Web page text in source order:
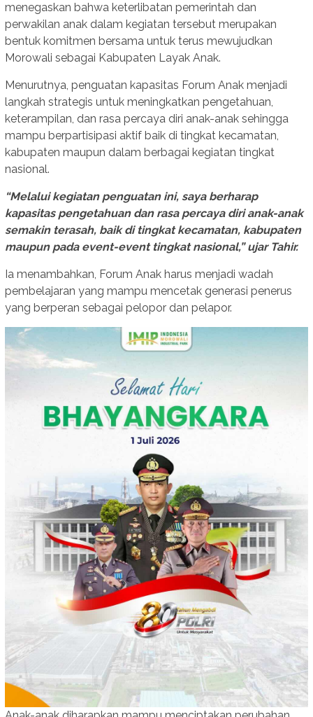
menegaskan bahwa keterlibatan pemerintah dan
perwakilan anak dalam kegiatan tersebut merupakan
bentuk komitmen bersama untuk terus mewujudkan
Morowali sebagai Kabupaten Layak Anak.
Menurutnya, penguatan kapasitas Forum Anak menjadi
langkah strategis untuk meningkatkan pengetahuan,
keterampilan, dan rasa percaya diri anak-anak sehingga
mampu berpartisipasi aktif baik di tingkat kecamatan,
kabupaten maupun dalam berbagai kegiatan tingkat
nasional.
“Melalui kegiatan penguatan ini, saya berharap
kapasitas pengetahuan dan rasa percaya diri anak-anak
semakin terasah, baik di tingkat kecamatan, kabupaten
maupun pada event-event tingkat nasional,” ujar Tahir.
Ia menambahkan, Forum Anak harus menjadi wadah
pembelajaran yang mampu mencetak generasi penerus
yang berperan sebagai pelopor dan pelapor.